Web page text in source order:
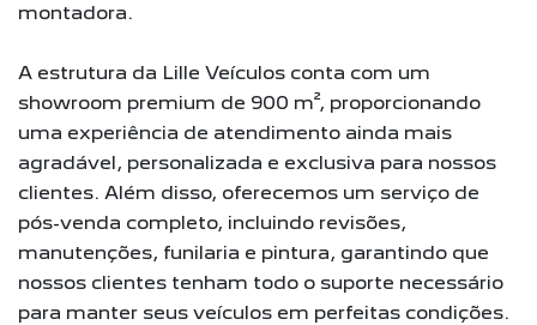
montadora.
A estrutura da Lille Veículos conta com um
showroom premium de 900 m², proporcionando
uma experiência de atendimento ainda mais
agradável, personalizada e exclusiva para nossos
clientes. Além disso, oferecemos um serviço de
pós-venda completo, incluindo revisões,
manutenções, funilaria e pintura, garantindo que
nossos clientes tenham todo o suporte necessário
para manter seus veículos em perfeitas condições.